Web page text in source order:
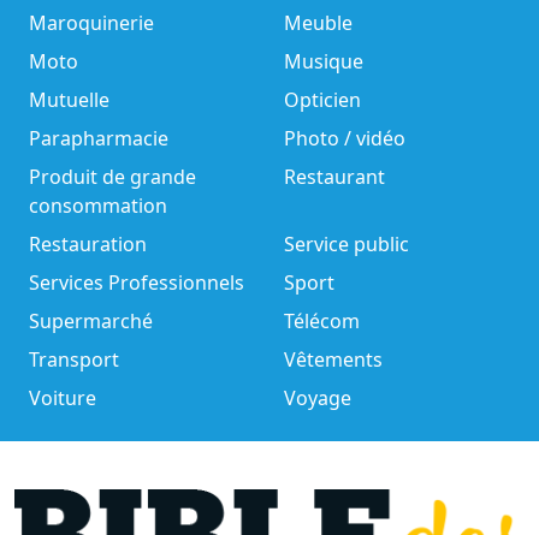
Maroquinerie
Meuble
Moto
Musique
Mutuelle
Opticien
Parapharmacie
Photo / vidéo
Produit de grande
consommation
Restaurant
Restauration
Service public
Services Professionnels
Sport
Supermarché
Télécom
Transport
Vêtements
Voiture
Voyage